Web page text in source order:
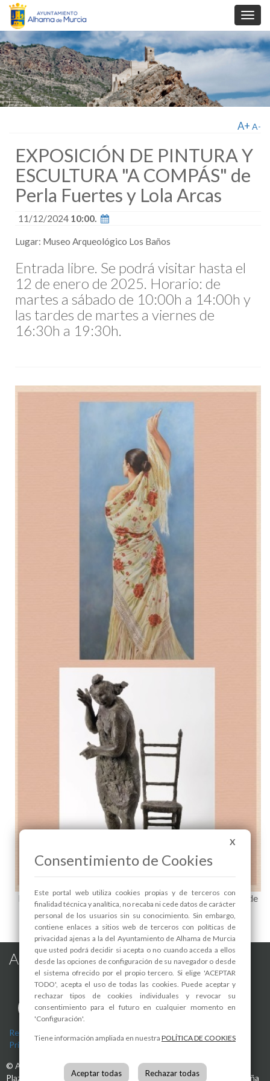
A+ A-
EXPOSICIÓN DE PINTURA Y
ESCULTURA "A COMPÁS" de
Perla Fuertes y Lola Arcas
11/12/2024 10:00.
Lugar: Museo Arqueológico Los Baños
Entrada libre. Se podrá visitar hasta el
12 de enero de 2025. Horario: de
martes a sábado de 10:00h a 14:00h y
las tardes de martes a viernes de
16:30h a 19:30h.
EXPOSICIÓN DE PINTURA Y ESCULTURA "A COMPÁS" de
Perla Fuertes y Lola Arcas - 1
Alhama de Murcia en las Redes
Registro de actividades de tratamiento Aviso Legal
Privacidad
Política de Cookies
© Ayuntamiento de Alhama de Murcia
Plaza de la Constitución, 130840 Alhama de Murcia (Murcia) España
X
Consentimiento de Cookies
Este portal web utiliza cookies propias y de terceros con
finalidad técnica y analítica, no recaba ni cede datos de carácter
personal de los usuarios sin su conocimiento. Sin embargo,
contiene enlaces a sitios web de terceros con políticas de
privacidad ajenas a la del Ayuntamiento de Alhama de Murcia
que usted podrá decidir si acepta o no cuando acceda a ellos
desde las opciones de configuración de su navegador o desde
el sistema ofrecido por el propio tercero. Si elige 'ACEPTAR
TODO', acepta el uso de todas las cookies. Puede aceptar y
rechazar tipos de cookies individuales y revocar su
consentimiento para el futuro en cualquier momento en
'Configuración'.
Tiene información ampliada en nuestra POLÍTICA DE COOKIES
Aceptar todas Rechazar todas